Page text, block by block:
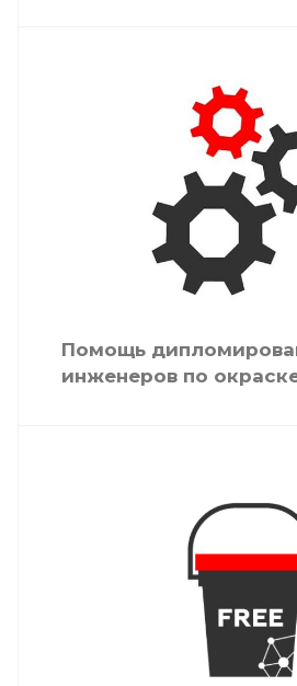
Помощь
инженеров по